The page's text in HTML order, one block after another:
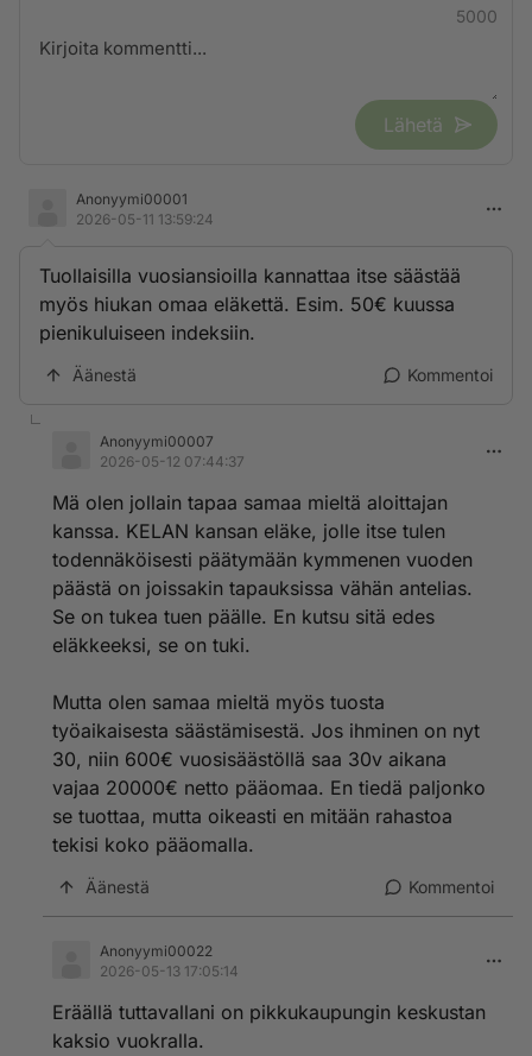
5000
Lähetä
Anonyymi00001
2026-05-11 13:59:24
Tuollaisilla vuosiansioilla kannattaa itse säästää
myös hiukan omaa eläkettä. Esim. 50€ kuussa
pienikuluiseen indeksiin.
Äänestä Kommentoi
Anonyymi00007
2026-05-12 07:44:37
Mä olen jollain tapaa samaa mieltä aloittajan
kanssa. KELAN kansan eläke, jolle itse tulen
todennäköisesti päätymään kymmenen vuoden
päästä on joissakin tapauksissa vähän antelias.
Se on tukea tuen päälle. En kutsu sitä edes
eläkkeeksi, se on tuki.
Mutta olen samaa mieltä myös tuosta
työaikaisesta säästämisestä. Jos ihminen on nyt
30, niin 600€ vuosisäästöllä saa 30v aikana
vajaa 20000€ netto pääomaa. En tiedä paljonko
se tuottaa, mutta oikeasti en mitään rahastoa
tekisi koko pääomalla.
Äänestä Kommentoi
Anonyymi00022
2026-05-13 17:05:14
Eräällä tuttavallani on pikkukaupungin keskustan
kaksio vuokralla.